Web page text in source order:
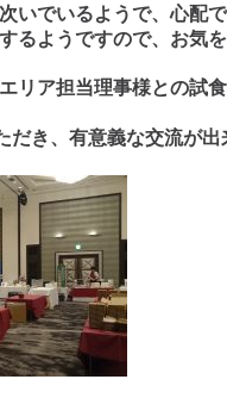
いでいるようで、心配で
るようですので、お気を
リア担当理事様との試
き、有意義な交流が出